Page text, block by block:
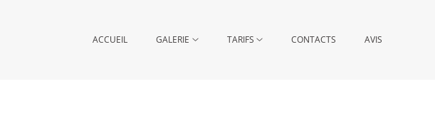
ACCUEIL GALERIE TARIFS CONTACTS AVIS